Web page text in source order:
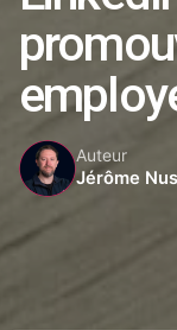
Auteur
Jérôme